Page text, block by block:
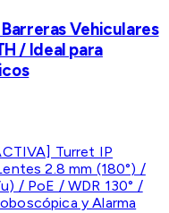
Vehiculares
/ Ideal para